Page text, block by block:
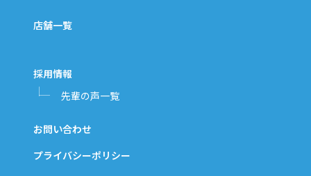
店舗一覧
採用情報
先輩の声一覧
お問い合わせ
プライバシーポリシー